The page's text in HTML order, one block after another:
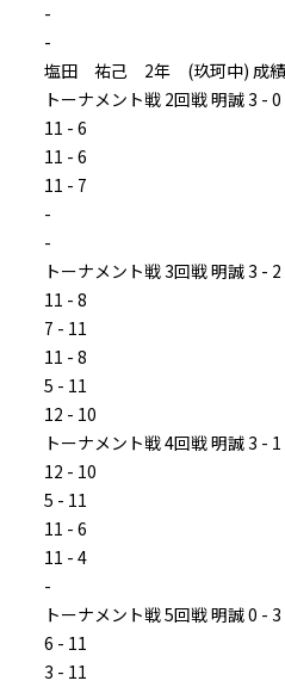
-
-
塩田 祐己 2年 (玖珂中) 成績
トーナメント戦 2回戦 明誠 3 - 0
11 - 6
11 - 6
11 - 7
-
-
トーナメント戦 3回戦 明誠 3 - 2
11 - 8
7 - 11
11 - 8
5 - 11
12 - 10
トーナメント戦 4回戦 明誠 3 - 1
12 - 10
5 - 11
11 - 6
11 - 4
-
トーナメント戦 5回戦 明誠 0 - 3
6 - 11
3 - 11